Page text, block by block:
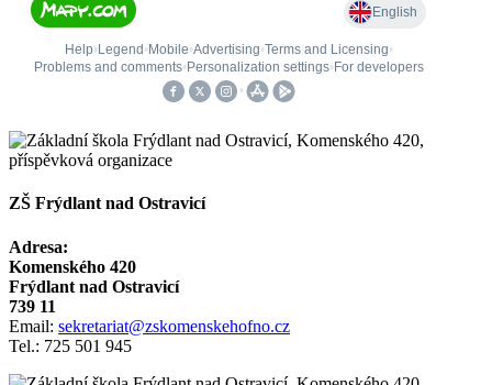
ZŠ Frýdlant nad Ostravicí
Adresa:
Komenského 420
Frýdlant nad Ostravicí
739 11
Email: sekretariat@zskomenskehofno.cz
Tel.: 725 501 945